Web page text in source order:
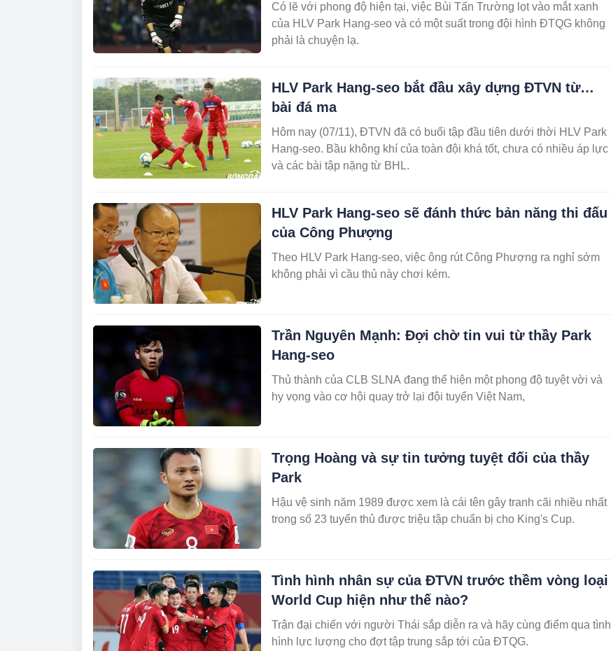
Có lẽ với phong độ hiện tại, việc Bùi Tấn Trường lọt vào mắt xanh
của HLV Park Hang-seo và có một suất trong đội hình ĐTQG không
phải là chuyện lạ.
HLV Park Hang-seo bắt đầu xây dựng ĐTVN từ…
bài đá ma
Hôm nay (07/11), ĐTVN đã có buổi tập đầu tiên dưới thời HLV Park
Hang-seo. Bầu không khí của toàn đội khá tốt, chưa có nhiều áp lực
và các bài tập nặng từ BHL.
HLV Park Hang-seo sẽ đánh thức bản năng thi đấu
của Công Phượng
Theo HLV Park Hang-seo, việc ông rút Công Phượng ra nghỉ sớm
không phải vì cầu thủ này chơi kém.
Trần Nguyên Mạnh: Đợi chờ tin vui từ thầy Park
Hang-seo
Thủ thành của CLB SLNA đang thể hiện một phong độ tuyệt vời và
hy vọng vào cơ hội quay trở lại đội tuyển Việt Nam,
Trọng Hoàng và sự tin tưởng tuyệt đối của thầy
Park
Hậu vệ sinh năm 1989 được xem là cái tên gây tranh cãi nhiều nhất
trong số 23 tuyển thủ được triệu tập chuẩn bị cho King's Cup.
Tình hình nhân sự của ĐTVN trước thềm vòng loại
World Cup hiện như thế nào?
Trận đại chiến với người Thái sắp diễn ra và hãy cùng điểm qua tình
hình lực lượng cho đợt tập trung sắp tới của ĐTQG.